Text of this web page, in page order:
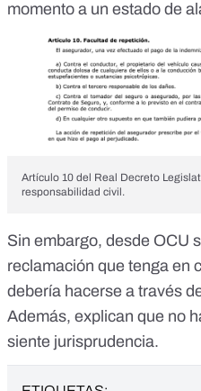
momento a un estado de
Artículo 10 del Real Decreto
responsabilidad civil.
Sin embargo, desde OCU
reclamación que tenga en
debería hacerse a través
Además, explican que no
siente jurisprudencia.